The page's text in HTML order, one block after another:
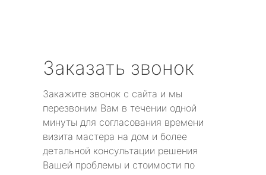
Заказать звонок
Закажите звонок с сайта и мы
перезвоним Вам в течении одной
минуты для согласования времени
визита мастера на дом и более
детальной консультации решения
Вашей проблемы и стоимости по